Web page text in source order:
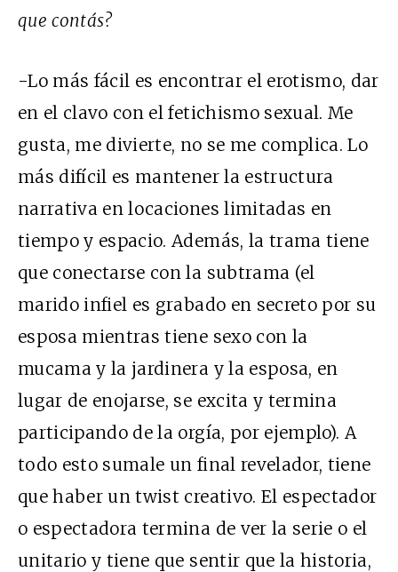
que contás?
-Lo más fácil es encontrar el erotismo, dar
en el clavo con el fetichismo sexual. Me
gusta, me divierte, no se me complica. Lo
más difícil es mantener la estructura
narrativa en locaciones limitadas en
tiempo y espacio. Además, la trama tiene
que conectarse con la subtrama (el
marido infiel es grabado en secreto por su
esposa mientras tiene sexo con la
mucama y la jardinera y la esposa, en
lugar de enojarse, se excita y termina
participando de la orgía, por ejemplo). A
todo esto sumale un final revelador, tiene
que haber un twist creativo. El espectador
o espectadora termina de ver la serie o el
unitario y tiene que sentir que la historia,